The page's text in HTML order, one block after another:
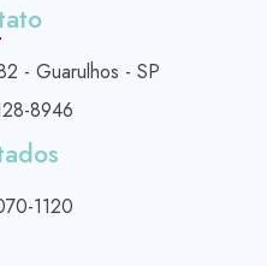
- Guarulhos - SP
8946
1120